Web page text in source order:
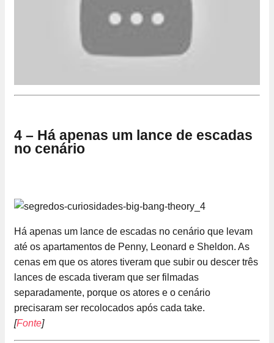
4 – Há apenas um lance de escadas
no cenário
Há apenas um lance de escadas no cenário que levam
até os apartamentos de Penny, Leonard e Sheldon. As
cenas em que os atores tiveram que subir ou descer três
lances de escada tiveram que ser filmadas
separadamente, porque os atores e o cenário
precisaram ser recolocados após cada take.
[Fonte]